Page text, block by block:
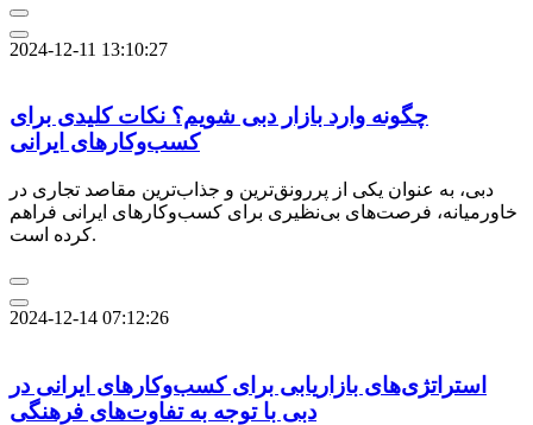
2024-12-11 13:10:27
چگونه وارد بازار دبی شویم؟ نکات کلیدی برای
کسب‌وکارهای ایرانی
دبی، به عنوان یکی از پررونق‌ترین و جذاب‌ترین مقاصد تجاری در
خاورمیانه، فرصت‌های بی‌نظیری برای کسب‌وکارهای ایرانی فراهم
کرده است.
2024-12-14 07:12:26
استراتژی‌های بازاریابی برای کسب‌وکارهای ایرانی در
دبی با توجه به تفاوت‌های فرهنگی